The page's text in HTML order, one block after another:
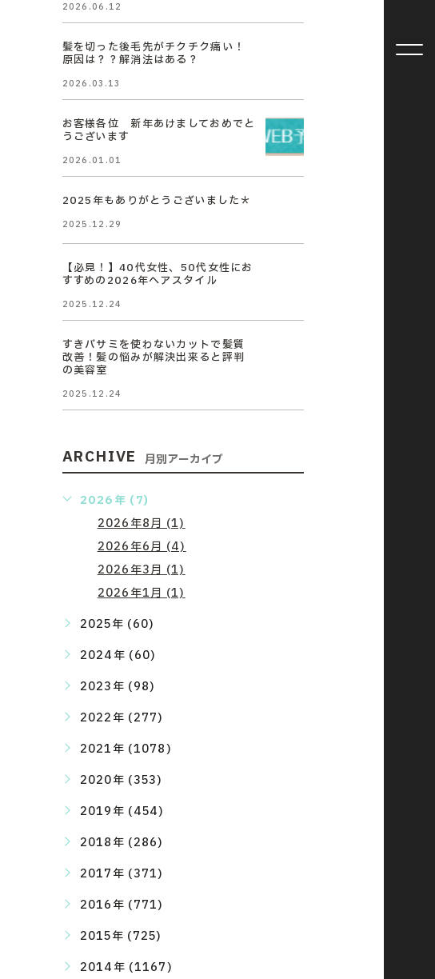
2026.06.12
髪を切った後毛先がチクチク痛い！
原因は？？解消法はある？
2026.03.13
お客様各位 新年あけましておめでと
うございます
2026.01.01
2025年もありがとうございました＊
2025.12.29
【必見！】40代女性、50代女性にお
すすめの2026年ヘアスタイル
2025.12.24
すきバサミを使わないカットで髪質
改善！髪の悩みが解決出来ると評判
の美容室
2025.12.24
ARCHIVE 月別アーカイブ
2026年 (7)
2026年8月 (1)
2026年6月 (4)
2026年3月 (1)
2026年1月 (1)
2025年 (60)
2024年 (60)
2023年 (98)
2022年 (277)
2021年 (1078)
2020年 (353)
2019年 (454)
2018年 (286)
2017年 (371)
2016年 (771)
2015年 (725)
2014年 (1167)